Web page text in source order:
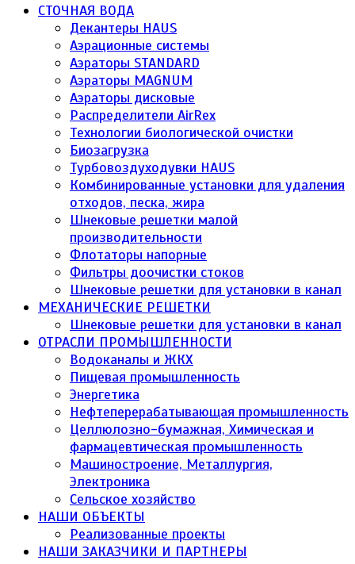
СТОЧНАЯ ВОДА
Декантеры HAUS
Аэрационные системы
Аэраторы STANDARD
Аэраторы MAGNUM
Аэраторы дисковые
Распределители AirRex
Технологии биологической очистки
Биозагрузка
Турбовоздуходувки HAUS
Комбинированные установки для удаления
отходов, песка, жира
Шнековые решетки малой
производительности
Флотаторы напорные
Фильтры доочистки стоков
Шнековые решетки для установки в канал
МЕХАНИЧЕСКИЕ РЕШЕТКИ
Шнековые решетки для установки в канал
ОТРАСЛИ ПРОМЫШЛЕННОСТИ
Водоканалы и ЖКХ
Пищевая промышленность
Энергетика
Нефтеперерабатывающая промышленность
Целлюлозно-бумажная, Химическая и
фармацевтическая промышленность
Машиностроение, Металлургия,
Электроника
Сельское хозяйство
НАШИ ОБЪЕКТЫ
Реализованные проекты
НАШИ ЗАКАЗЧИКИ И ПАРТНЕРЫ